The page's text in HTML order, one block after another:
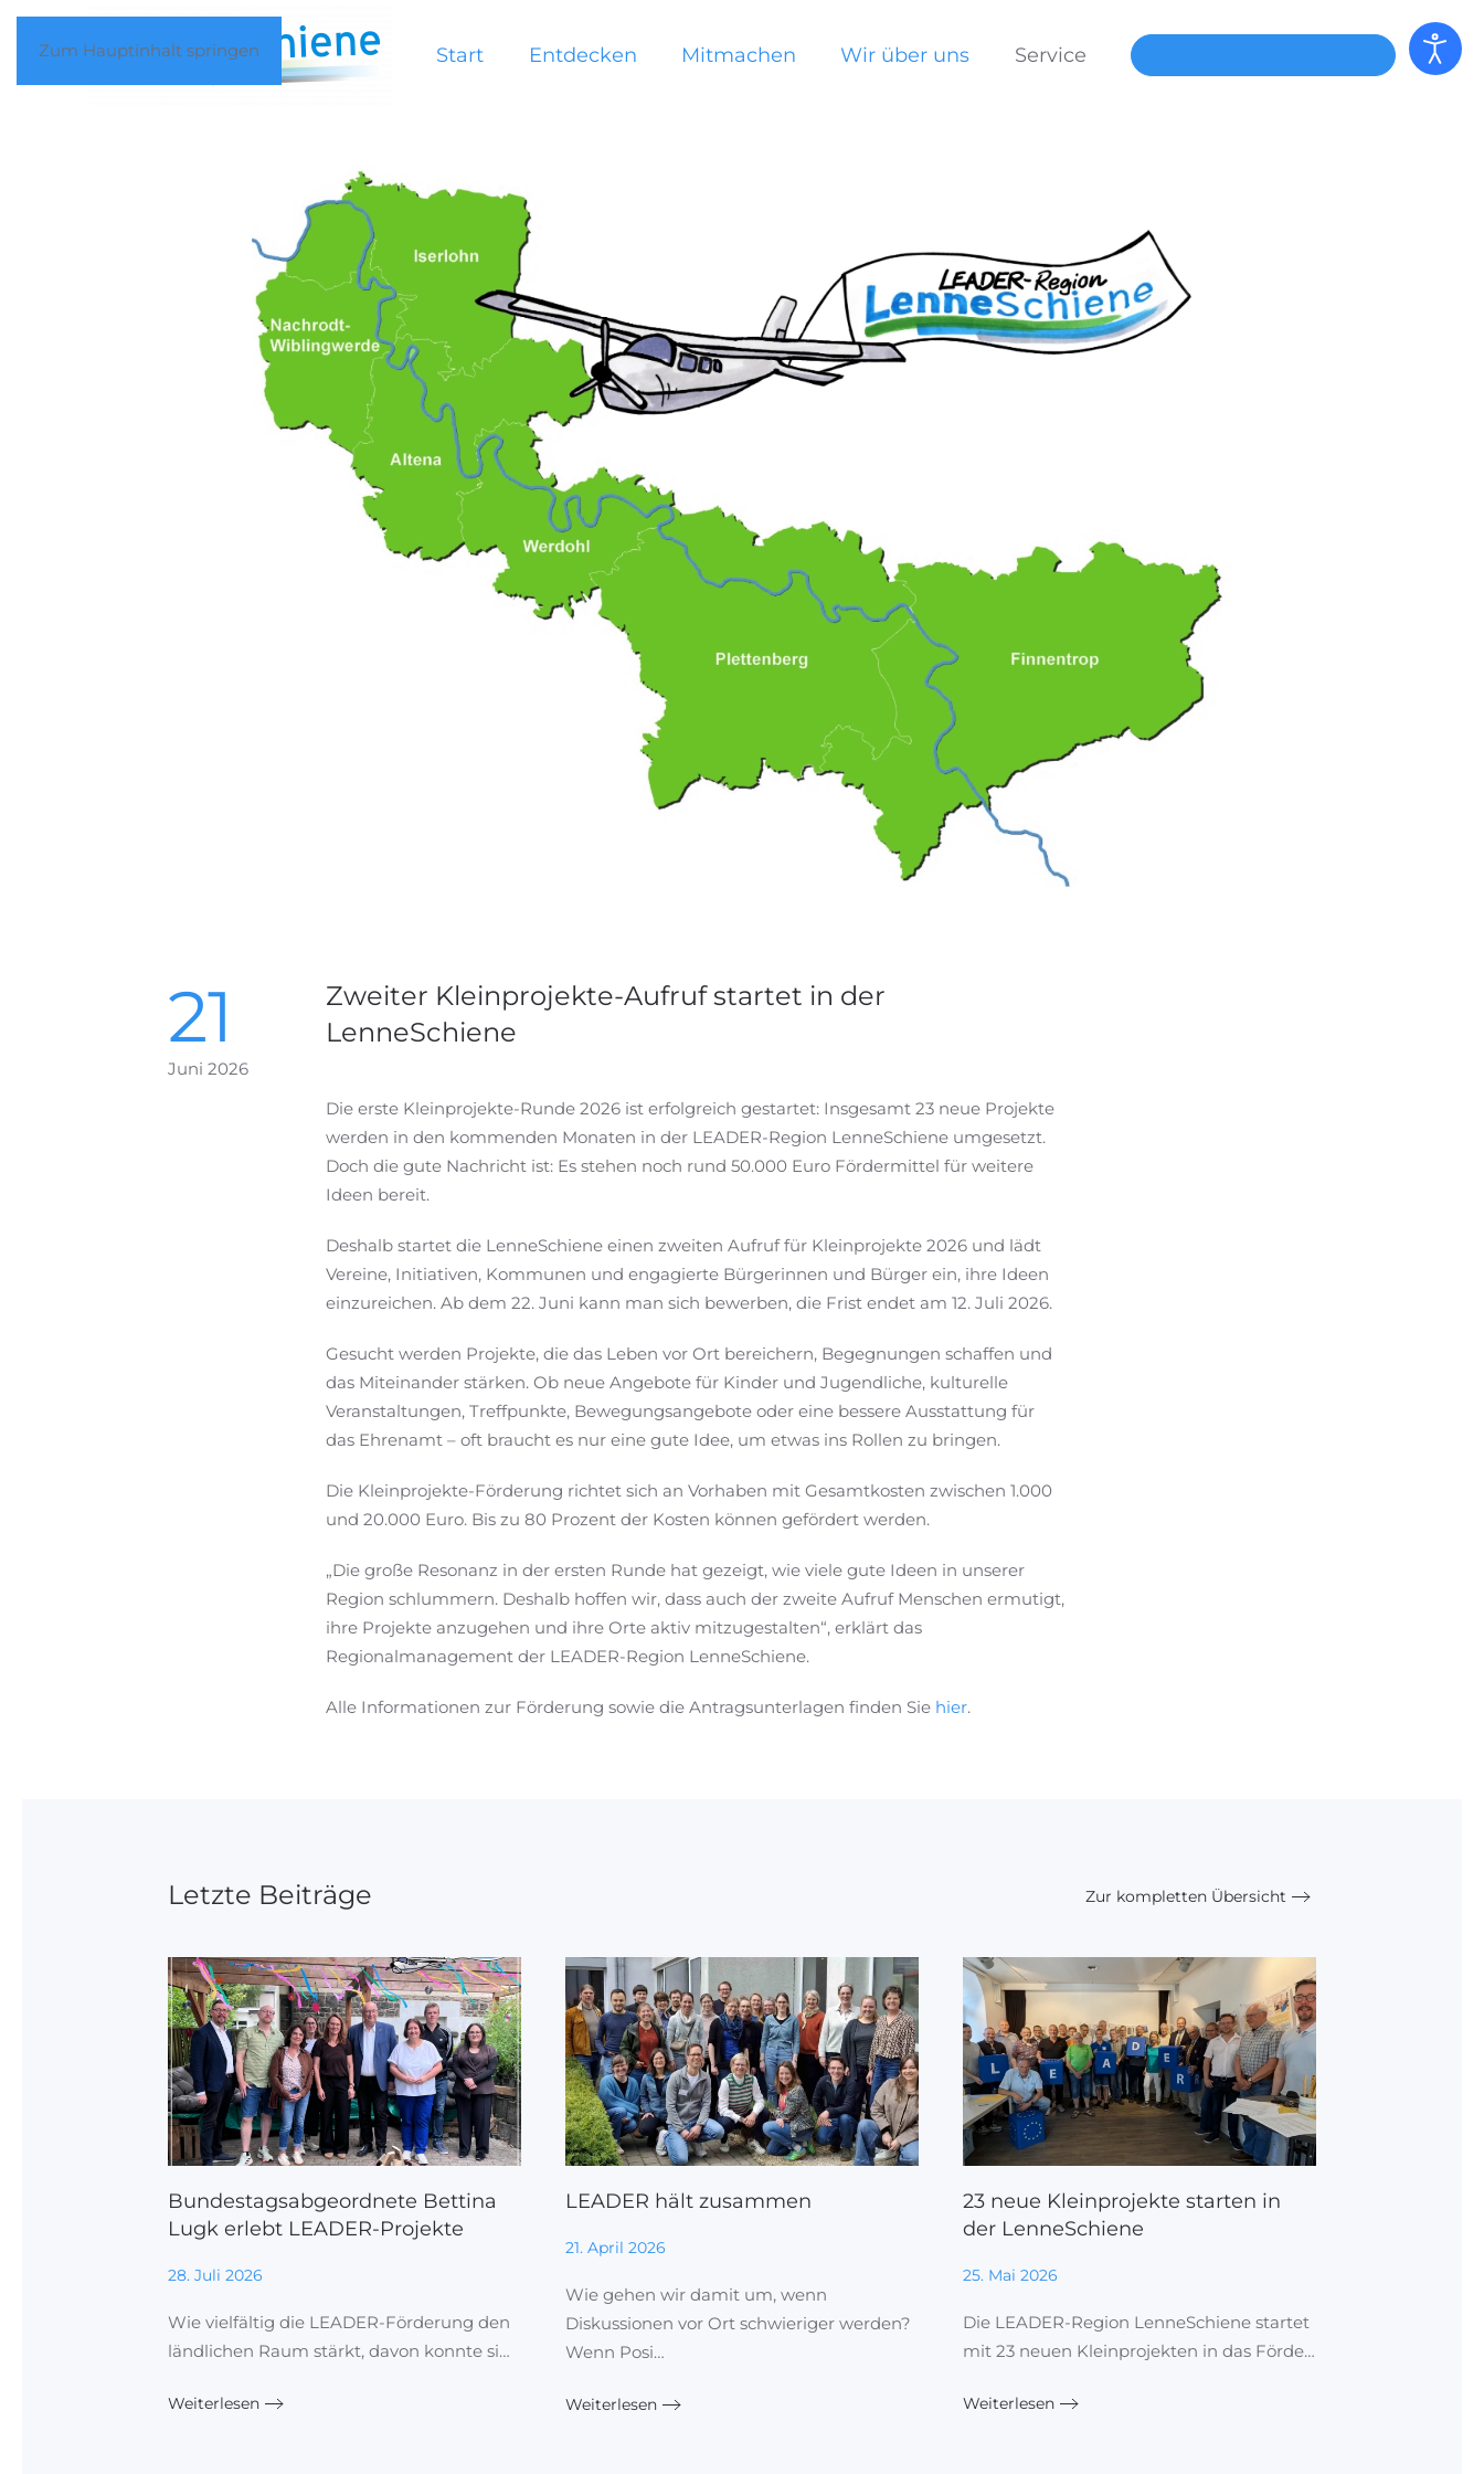
Zum Hauptinhalt springen Start Entdecken Mitmachen Wir über uns Service
21
Juni 2026
Zweiter Kleinprojekte-Aufruf startet in der
LenneSchiene
Die erste Kleinprojekte-Runde 2026 ist erfolgreich gestartet: Insgesamt 23 neue Projekte
werden in den kommenden Monaten in der LEADER-Region LenneSchiene umgesetzt.
Doch die gute Nachricht ist: Es stehen noch rund 50.000 Euro Fördermittel für weitere
Ideen bereit.
Deshalb startet die LenneSchiene einen zweiten Aufruf für Kleinprojekte 2026 und lädt
Vereine, Initiativen, Kommunen und engagierte Bürgerinnen und Bürger ein, ihre Ideen
einzureichen. Ab dem 22. Juni kann man sich bewerben, die Frist endet am 12. Juli 2026.
Gesucht werden Projekte, die das Leben vor Ort bereichern, Begegnungen schaffen und
das Miteinander stärken. Ob neue Angebote für Kinder und Jugendliche, kulturelle
Veranstaltungen, Treffpunkte, Bewegungsangebote oder eine bessere Ausstattung für
das Ehrenamt – oft braucht es nur eine gute Idee, um etwas ins Rollen zu bringen.
Die Kleinprojekte-Förderung richtet sich an Vorhaben mit Gesamtkosten zwischen 1.000
und 20.000 Euro. Bis zu 80 Prozent der Kosten können gefördert werden.
„Die große Resonanz in der ersten Runde hat gezeigt, wie viele gute Ideen in unserer
Region schlummern. Deshalb hoffen wir, dass auch der zweite Aufruf Menschen ermutigt,
ihre Projekte anzugehen und ihre Orte aktiv mitzugestalten“, erklärt das
Regionalmanagement der LEADER-Region LenneSchiene.
Alle Informationen zur Förderung sowie die Antragsunterlagen finden Sie hier.
Letzte Beiträge Zur kompletten Übersicht
Bundestagsabgeordnete Bettina
Lugk erlebt LEADER-Projekte
28. Juli 2026
Wie vielfältig die LEADER-Förderung den
ländlichen Raum stärkt, davon konnte si…
Weiterlesen
LEADER hält zusammen
21. April 2026
Wie gehen wir damit um, wenn
Diskussionen vor Ort schwieriger werden?
Wenn Posi…
Weiterlesen
23 neue Kleinprojekte starten in
der LenneSchiene
25. Mai 2026
Die LEADER-Region LenneSchiene startet
mit 23 neuen Kleinprojekten in das Förde…
Weiterlesen